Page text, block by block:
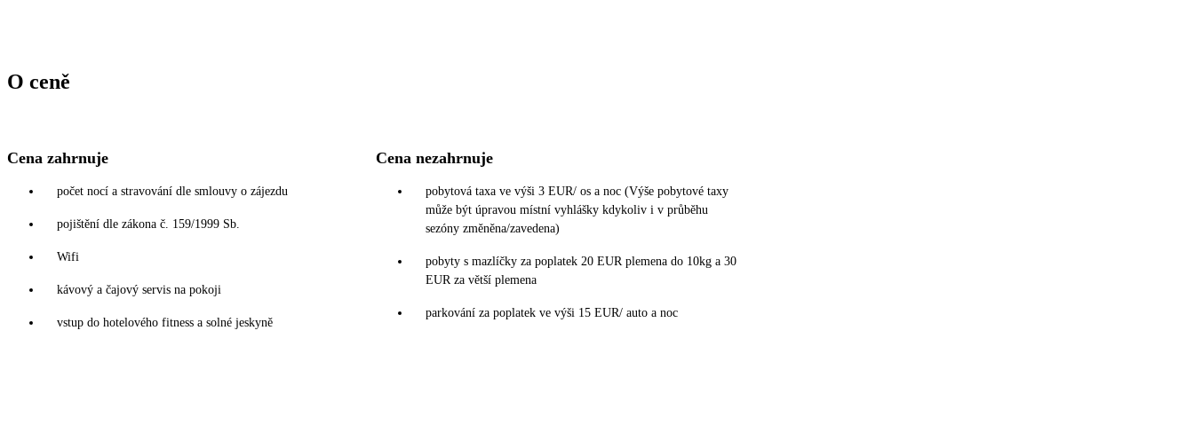
O ceně
Cena zahrnuje
počet nocí a stravování dle smlouvy o zájezdu
pojištění dle zákona č. 159/1999 Sb.
Wifi
kávový a čajový servis na pokoji
vstup do hotelového fitness a solné jeskyně
Cena nezahrnuje
pobytová taxa ve výši 3 EUR/ os a noc (Výše pobytové taxy
může být úpravou místní vyhlášky kdykoliv i v průběhu
sezóny změněna/zavedena)
pobyty s mazlíčky za poplatek 20 EUR plemena do 10kg a 30
EUR za větší plemena
parkování za poplatek ve výši 15 EUR/ auto a noc